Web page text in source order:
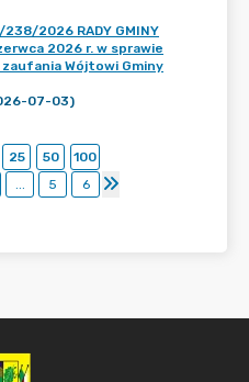
238/2026 RADY GMINY
2026 r. w sprawie
Wójtowi Gminy
07-03)
25 50
100
... 5 6